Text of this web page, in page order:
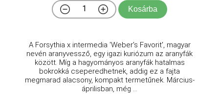
Kosárba
A Forsythia x intermedia 'Weber's Favorit', magyar
nevén aranyvessző, egy igazi kuriózum az aranyfák
között. Míg a hagyományos aranyfák hatalmas
bokrokká cseperedhetnek, addig ez a fajta
megmarad alacsony, kompakt termetűnek. Március-
áprilisban, még ...